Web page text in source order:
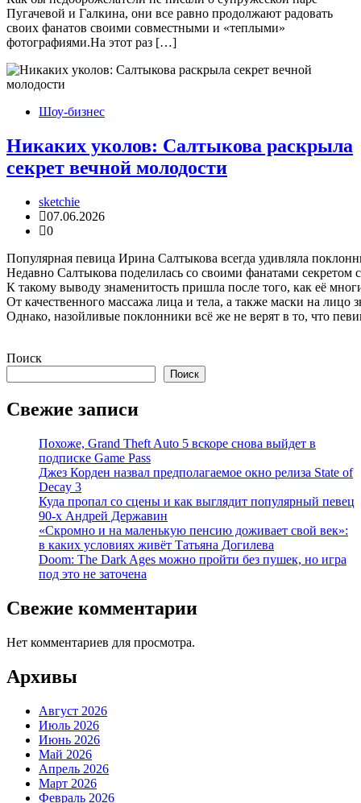
Пугачевой и Галкина, они все равно продолжают радовать
своих фанатов своими совместными и «теплыми»
фотографиями.На этот раз […]
Шоу-бизнес
Никаких уколов: Салтыкова раскрыла
секрет вечной молодости
sketchie
07.06.2026
0
Популярная певица Ирина Салтыкова всегда удивляла
Недавно Салтыкова поделилась со своими фанатами секретом
К такому выводу знаменитость пришла после того, как её
От качественного массажа лица и тела, а также маски на лицо
Однако, назойливые поклонники всё же не верят в то, что
Поиск
Поиск
Свежие записи
Похоже, Grand Theft Auto 5 вскоре снова выйдет в
подписке Game Pass
Джез Корден назвал предполагаемое окно релиза State of
Decay 3
Куда пропал со сцены и как выглядит популярный певец
90-х Андрей Державин
«Скромно и на маленькую пенсию доживает свой век»:
в каких условиях живёт Татьяна Догилева
Doom: The Dark Ages можно пройти без пушек, но игра
под это не заточена
Свежие комментарии
Нет комментариев для просмотра.
Архивы
Август 2026
Июль 2026
Июнь 2026
Май 2026
Апрель 2026
Март 2026
Февраль 2026